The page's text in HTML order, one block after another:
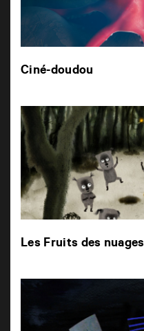
Ciné-doudou
Les Fruits des nuages